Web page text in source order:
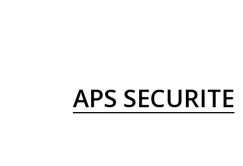
APS SECURITE